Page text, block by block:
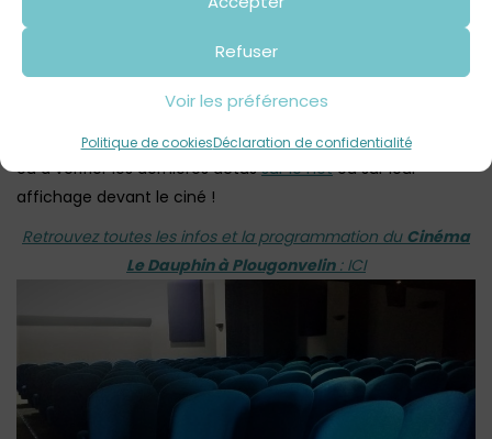
Refuser
Voir les préférences
Politique de cookiesDéclaration de confidentialité
En cas de mauvais temps, des
séances supplémentaires sont ponctuellement
rajoutées à la programmation …. alors si la pluie montre le
bout de son nez, pensez à passer un coup de fil au cinéma,
ou à vérifier les dernières actussur le netou sur leur
affichage devant le ciné !
Retrouvez toutes les infos et la programmation du Cinéma
Le Dauphin à Plougonvelin: ICI